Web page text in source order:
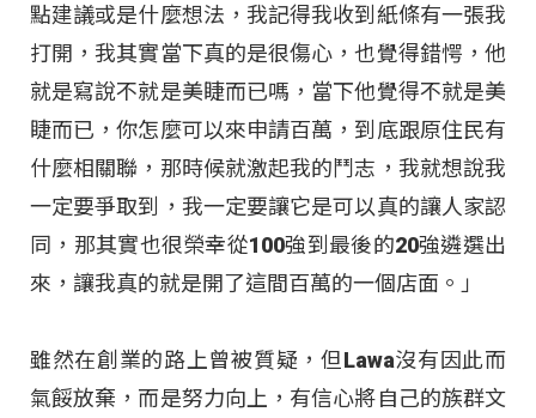
點建議或是什麼想法，我記得我收到紙條有一張我
打開，我其實當下真的是很傷心，也覺得錯愕，他
就是寫說不就是美睫而已嗎，當下他覺得不就是美
睫而已，你怎麼可以來申請百萬，到底跟原住民有
什麼相關聯，那時候就激起我的鬥志，我就想說我
一定要爭取到，我一定要讓它是可以真的讓人家認
同，那其實也很榮幸從100強到最後的20強遴選出
來，讓我真的就是開了這間百萬的一個店面。」
雖然在創業的路上曾被質疑，但Lawa沒有因此而
氣餒放棄，而是努力向上，有信心將自己的族群文